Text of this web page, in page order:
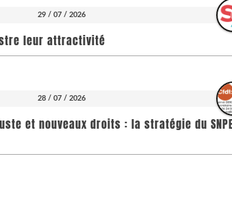
29 / 07 / 2026
leur attractivité
28 / 07 / 2026
et nouveaux droits : la stratégie du